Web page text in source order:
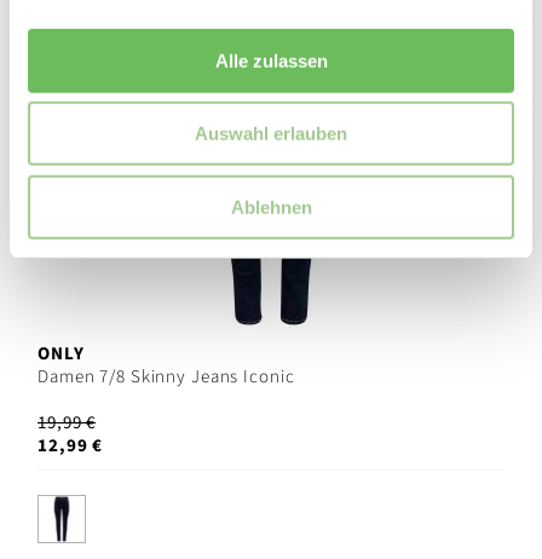
Alle zulassen
Auswahl erlauben
Ablehnen
ONLY
Damen 7/8 Skinny Jeans Iconic
19,99 €
12,99 €